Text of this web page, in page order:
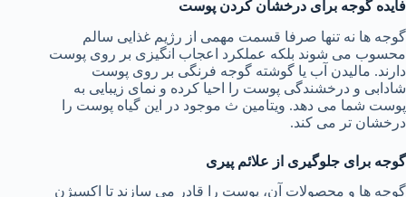
فایده گوجه برای درخشان کردن پوست
گوجه ها نه تنها صرفا قسمت مهمی از رژیم غذایی سالم
محسوب می شوند بلکه عملکرد اعجاب انگیزی بر روی پوست
دارند. مالیدن آب یا گوشته گوجه فرنگی بر روی پوست
شادابی و درخشندگی پوست را احیا کرده و نمای زیبایی به
پوست شما می دهد. ویتامین ث موجود در این گیاه پوست را
درخشان تر می کند.
گوجه برای جلوگیری از علائم پیری
گوجه ها و محصولات آن، پوست را قادر می سازند تا اکسیژن